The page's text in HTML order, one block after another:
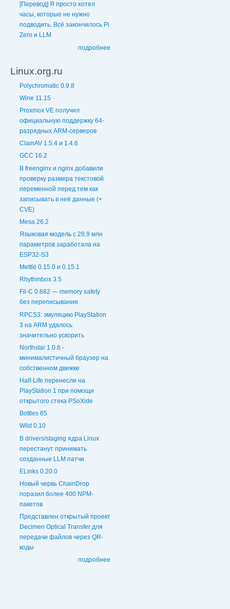
[Перевод] Я просто хотел
часы, которые не нужно
подводить. Всё закончилось Pi
Zero и LLM
подробнее
Linux.org.ru
Polychromatic 0.9.8
Wine 11.15
Proxmox VE получил
официальную поддержку 64-
разрядных ARM-серверов
ClamAV 1.5.4 и 1.4.6
GCC 16.2
В freenginx и nginx добавили
проверку размера текстовой
переменной перед тем как
записывать в неё данные (+
CVE)
Mesa 26.2
Языковая модель с 28,9 млн
параметров заработала на
ESP32-S3
Mettle 0.15.0 и 0.15.1
Rhythmbox 3.5
Fil-C 0.682 — memory safety
без переписывания
RPCS3: эмуляцию PlayStation
3 на ARM удалось
значительно ускорить
Northstar 1.0.6 -
минималистичный браузер на
собственном движке
Half-Life перенесли на
PlayStation 1 при помощи
открытого стека PSoXide
Bottles 65
Wild 0.10
В drivers/staging ядра Linux
перестанут принимать
созданные LLM патчи
ELinks 0.20.0
Новый червь ChainDrop
поразил более 400 NPM-
пакетов
Представлен открытый проект
Decimen Optical Transfer для
передачи файлов через QR-
коды
подробнее